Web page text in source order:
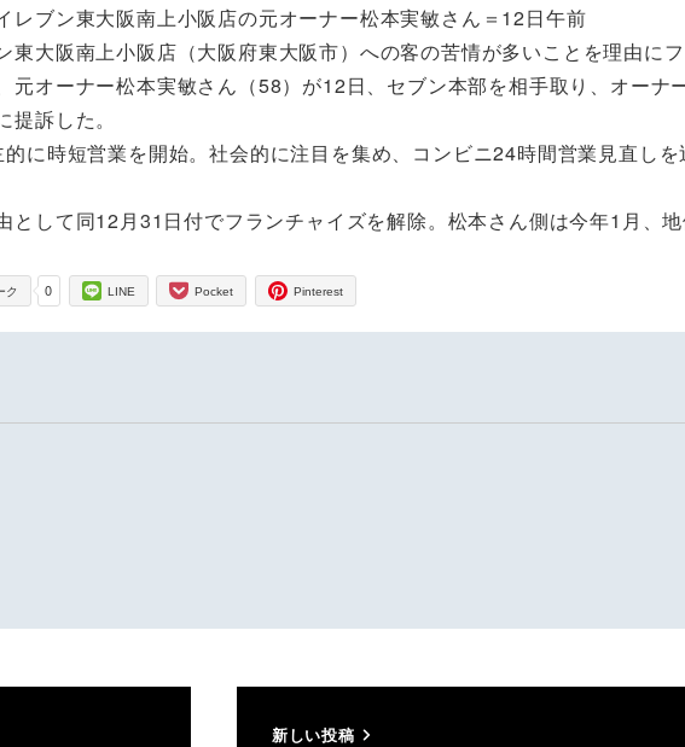
ブン東大阪南上小阪店の元オーナー松本実敏さん＝12日午前
大阪南上小阪店（大阪府東大阪市）への客の苦情が多いことを理由に
元オーナー松本実敏さん（58）が12日、セブン本部を相手取り、オーナ
訴した。
に時短営業を開始。社会的に注目を集め、コンビニ24時間営業見直し
として同12月31日付でフランチャイズを解除。松本さん側は今年1月、
0
ク LINE Pocket Pinterest
新しい投稿